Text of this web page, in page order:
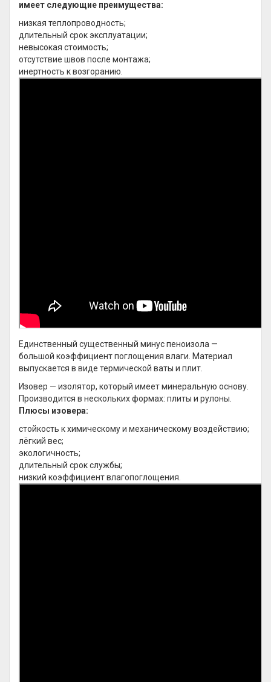
имеет следующие преимущества:
низкая теплопроводность;
длительный срок эксплуатации;
невысокая стоимость;
отсутствие швов после монтажа;
инертность к возгоранию.
Единственный существенный минус пеноизола —
большой коэффициент поглощения влаги. Материал
выпускается в виде термической ваты и плит.
Изовер — изолятор, который имеет минеральную основу.
Производится в нескольких формах: плиты и рулоны.
Плюсы изовера:
стойкость к химическому и механическому воздействию;
лёгкий вес;
экологичность;
длительный срок службы;
низкий коэффициент влагопоглощения.